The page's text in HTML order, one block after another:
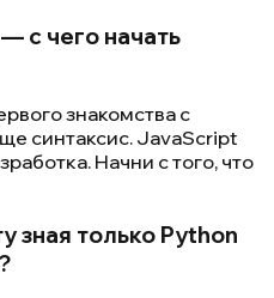
с чего начать
знакомства с
синтаксис. JavaScript
Начни с того, что
зная только Python